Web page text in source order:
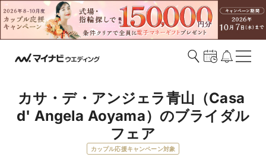
カサ・デ・アンジェラ青山（Casa
d' Angela Aoyama）のブライダル
フェア
カップル応援キャンペーン対象